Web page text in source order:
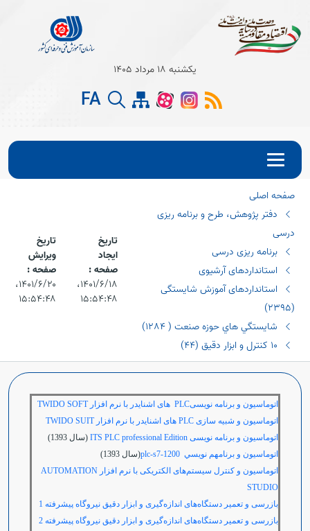
Open
یکشنبه 18 مرداد 1405
FA
صفحه اصلی
دفتر پژوهش، طرح و برنامه ریزی
درسی
برنامه ریزی درسی
استانداردهای آرشیوی
استانداردهای آموزش شایستگی
(٢٣٩٥)
شايستگي هاي حوزه صنعت ( ١٢٨٤)
١٠ كنترل و ابزار دقيق (٤٤)
تاریخ
ایجاد
صفحه :
۱۴۰۱/۶/۱۸،‏
۱۵:۵۴:۴۸
تاریخ
ویرایش
صفحه :
۱۴۰۱/۶/۲۰،‏
۱۵:۵۴:۴۸
اتوماسیون و برنامه نویسیPLC های اشنایدر با نرم افزارTWIDO SOFT
اتوماسیون و شبیه سازی
های اشنایدر با نرم افزارTWIDO SUIT
اتوماسیون و برنامه نویسی ITS PLC professional Edition
(سال 1393)
اتوماسيون و برنامهم نويسي plc-s7-1200
(سال 1393)
اتوماسیون و کنترل سیستم‌های الکتریکی با نرم افزار AUTOMATION
STUDIO
بازرسی و تعمیر دستگاه‌های اندازه‌گیری و ابزار دقیق نیروگاه پیشرفته 1
بازرسی و تعمیر دستگاه‌های اندازه‌گیری و ابزار دقیق نیروگاه پیشرفته 2